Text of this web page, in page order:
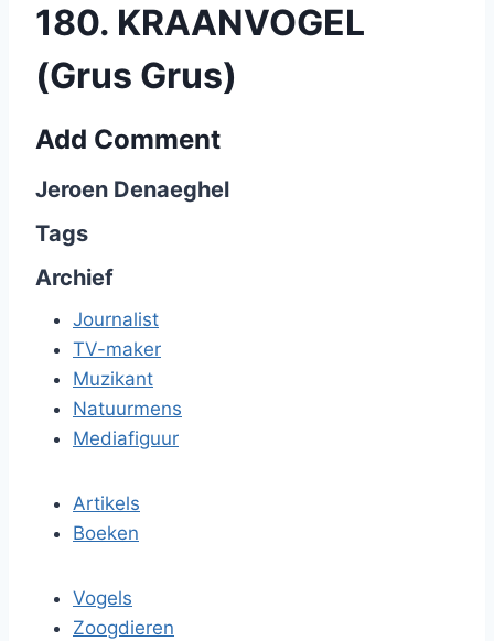
180. KRAANVOGEL
(Grus Grus)
Add Comment
Jeroen Denaeghel
Tags
Archief
Journalist
TV-maker
Muzikant
Natuurmens
Mediafiguur
Artikels
Boeken
Vogels
Zoogdieren